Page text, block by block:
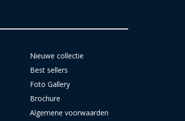
Nieuwe collectie
Best sellers
Foto Gallery
Brochure
Algemene voorwaarden